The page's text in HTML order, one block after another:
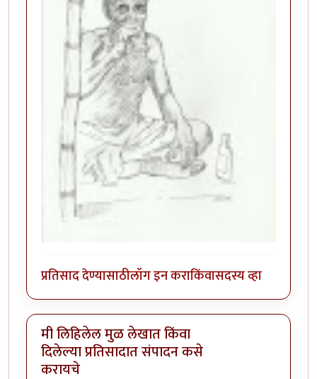
प्रतिसाद देण्यासाठीलॉग इन कराकिंवासदस्य व्हा
मी लिहिलेल मुळ लेखात किंवा
दिलेल्या प्रतिसादात संपादन कसे
करायचे